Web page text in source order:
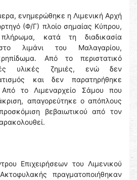
ενημερώθηκε η Λιμενική Αρχή
(Φ/Γ) πλοίο σημαίας Κύπρου,
κατά τη διαδικασία
λιμάνι του Μαλαγαρίου,
Από το περιστατικό
υλικές ζημιές, ενώ δεν
και δεν παρατηρήθηκε
το Λιμεναρχείο Σάμου που
απαγορεύτηκε ο απόπλους
βεβαιωτικού από τον
Επιχειρήσεων του Λιμενικού
πραγματοποιήθηκαν